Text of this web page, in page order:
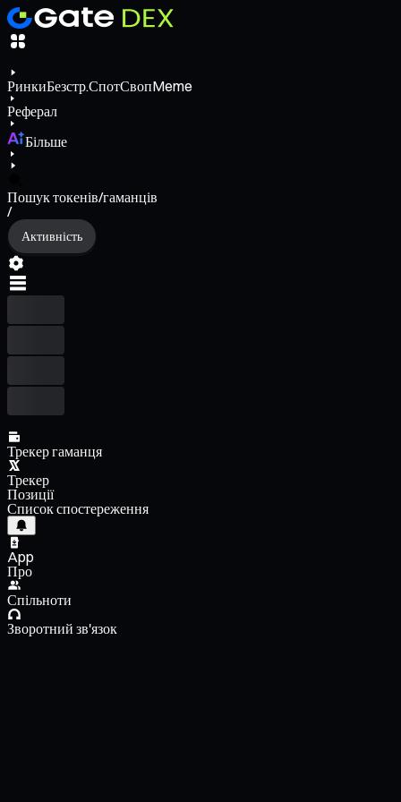
РинкиБезстр.СпотСвопMeme
Реферал
Більше
Пошук токенів/гаманців
/
Активність
Трекер гаманця
Трекер
Позиції
Список спостереження
App
Про
Спільноти
Зворотний зв'язок